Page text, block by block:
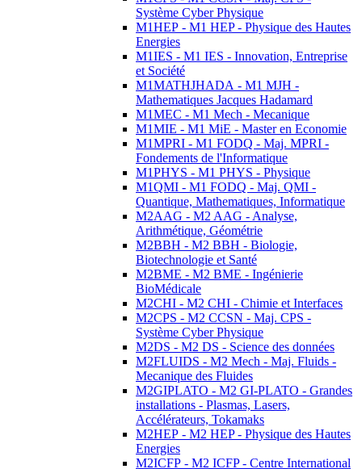
Système Cyber Physique
M1HEP - M1 HEP - Physique des Hautes
Energies
M1IES - M1 IES - Innovation, Entreprise
et Société
M1MATHJHADA - M1 MJH -
Mathematiques Jacques Hadamard
M1MEC - M1 Mech - Mecanique
M1MIE - M1 MiE - Master en Economie
M1MPRI - M1 FODQ - Maj. MPRI -
Fondements de l'Informatique
M1PHYS - M1 PHYS - Physique
M1QMI - M1 FODQ - Maj. QMI -
Quantique, Mathematiques, Informatique
M2AAG - M2 AAG - Analyse,
Arithmétique, Géométrie
M2BBH - M2 BBH - Biologie,
Biotechnologie et Santé
M2BME - M2 BME - Ingénierie
BioMédicale
M2CHI - M2 CHI - Chimie et Interfaces
M2CPS - M2 CCSN - Maj. CPS -
Système Cyber Physique
M2DS - M2 DS - Science des données
M2FLUIDS - M2 Mech - Maj. Fluids -
Mecanique des Fluides
M2GIPLATO - M2 GI-PLATO - Grandes
installations - Plasmas, Lasers,
Accélérateurs, Tokamaks
M2HEP - M2 HEP - Physique des Hautes
Energies
M2ICFP - M2 ICFP - Centre International